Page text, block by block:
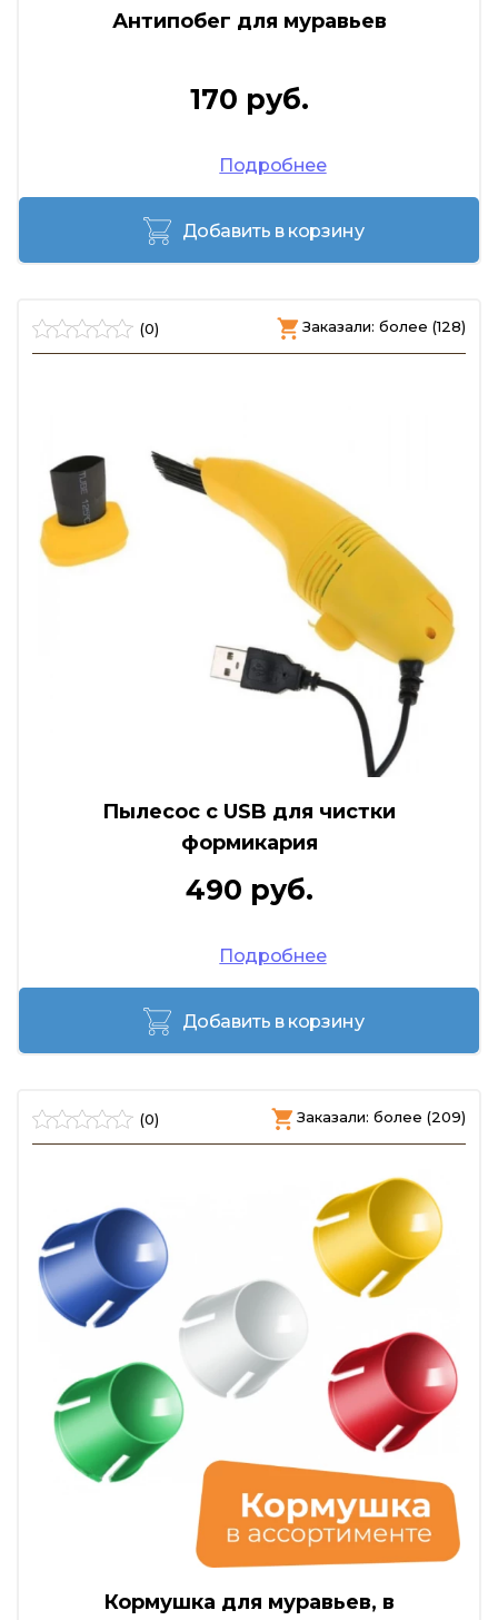
Антипобег для муравьев
170 руб.
Подробнее
Добавить в корзину
(0) Заказали: более (128)
Пылесос с USB для чистки
формикария
490 руб.
Подробнее
Добавить в корзину
(0) Заказали: более (209)
Кормушка для муравьев, в